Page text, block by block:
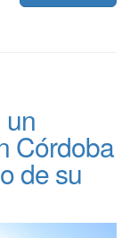
un
Córdoba
de su